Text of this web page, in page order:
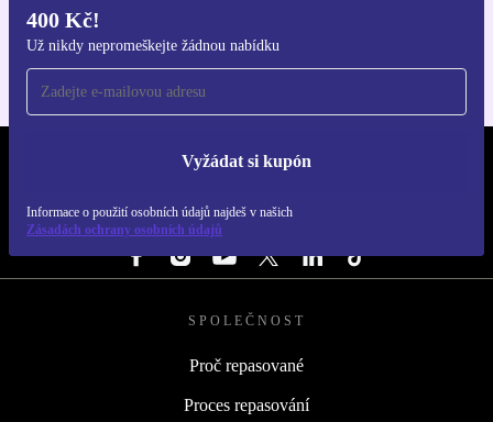
400 Kč!
Už nikdy nepromeškejte žádnou nabídku
Vyžádat si kupón
Informace o použití osobních údajů najdeš v našich
Zásadách ochrany osobních údajů
REFURBED ČESKO - RETHINK NEW.
SLEDUJ NÁS
SPOLEČNOST
Proč repasované
Proces repasování